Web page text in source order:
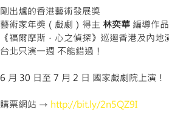
剛出爐的香港藝術發展奬
藝術家年奬（戲劇）得主 林奕華 編導作品
《福爾摩斯．心之偵探》巡迴香港及內
台北只演一週 不能錯過！
6 月 30 日至 7 月 2 日 國家戲劇院上演！
購票網站 → http://bit.ly/2n5QZ9I